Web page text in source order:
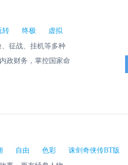
转 终极
虚拟
征战、挂机等多种
政财务，掌控国家命
团队匠心打磨，高
自由 色彩
诛剑奇侠传BT版